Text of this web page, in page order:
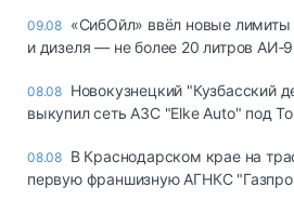
09.08 «СибОйл» ввёл новые
и дизеля — не более 20 литров
08.08 Новокузнецкий "Кузбасский
выкупил сеть АЗС "Elke Auto" под
08.08 В Краснодарском крае на
первую франшизную АГНКС